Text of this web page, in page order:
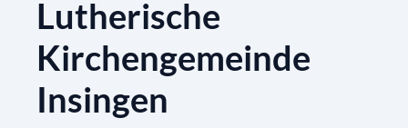
Lutherische
Kirchengemeinde
Insingen